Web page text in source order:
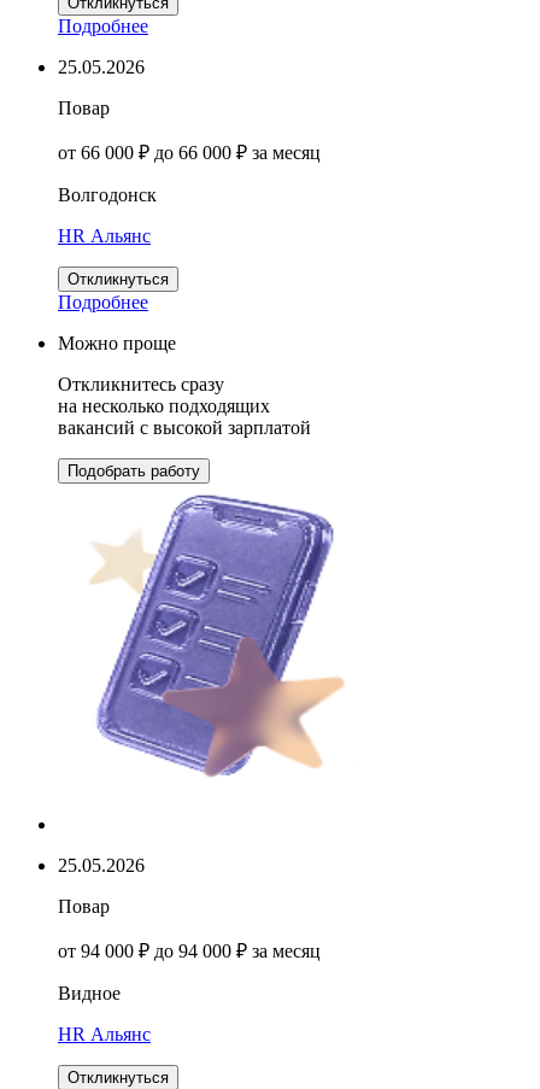
Подробнее
25.05.2026
Повар
от 66 000 ₽ до 66 000 ₽ за месяц
Волгодонск
HR Альянс
Откликнуться
Подробнее
Можно проще
Откликнитесь сразу
на несколько подходящих
вакансий с высокой зарплатой
Подобрать работу
25.05.2026
Повар
от 94 000 ₽ до 94 000 ₽ за месяц
Видное
HR Альянс
Откликнуться